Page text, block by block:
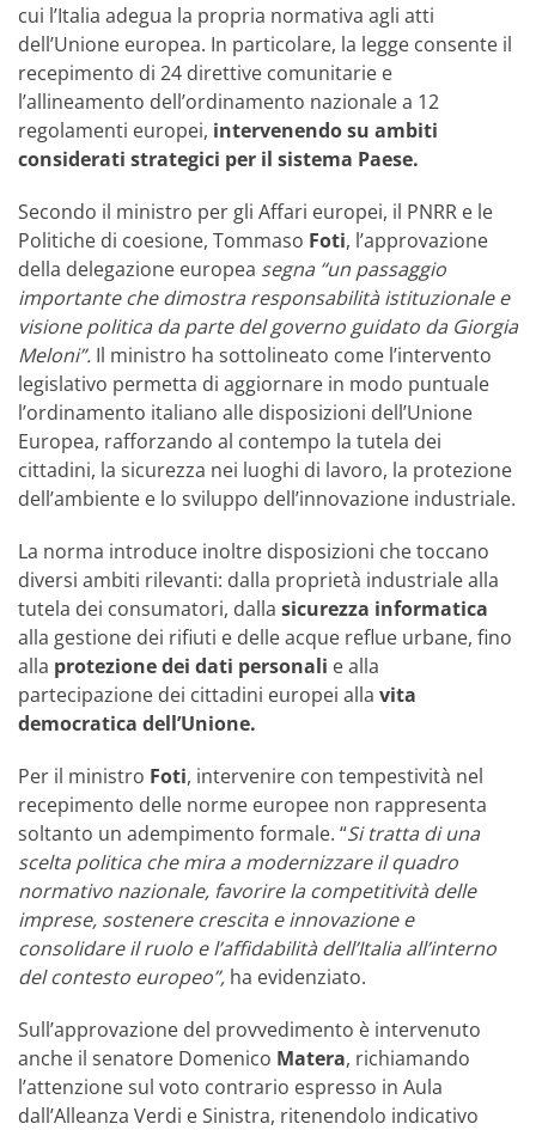
cui l’Italia adegua la propria normativa agli atti
dell’Unione europea. In particolare, la legge consente il
recepimento di 24 direttive comunitarie e
l’allineamento dell’ordinamento nazionale a 12
regolamenti europei, intervenendo su ambiti
considerati strategici per il sistema Paese.
Secondo il ministro per gli Affari europei, il PNRR e le
Politiche di coesione, Tommaso Foti, l’approvazione
della delegazione europea segna “un passaggio
importante che dimostra responsabilità istituzionale e
visione politica da parte del governo guidato da Giorgia
Meloni”. Il ministro ha sottolineato come l’intervento
legislativo permetta di aggiornare in modo puntuale
l’ordinamento italiano alle disposizioni dell’Unione
Europea, rafforzando al contempo la tutela dei
cittadini, la sicurezza nei luoghi di lavoro, la protezione
dell’ambiente e lo sviluppo dell’innovazione industriale.
La norma introduce inoltre disposizioni che toccano
diversi ambiti rilevanti: dalla proprietà industriale alla
tutela dei consumatori, dalla sicurezza informatica
alla gestione dei rifiuti e delle acque reflue urbane, fino
alla protezione dei dati personali e alla
partecipazione dei cittadini europei alla vita
democratica dell’Unione.
Per il ministro Foti, intervenire con tempestività nel
recepimento delle norme europee non rappresenta
soltanto un adempimento formale. “Si tratta di una
scelta politica che mira a modernizzare il quadro
normativo nazionale, favorire la competitività delle
imprese, sostenere crescita e innovazione e
consolidare il ruolo e l’affidabilità dell’Italia all’interno
del contesto europeo”, ha evidenziato.
Sull’approvazione del provvedimento è intervenuto
anche il senatore Domenico Matera, richiamando
l’attenzione sul voto contrario espresso in Aula
dall’Alleanza Verdi e Sinistra, ritenendolo indicativo